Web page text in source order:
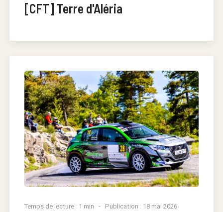
[CFT] Terre d'Aléria
Temps de lecture : 1 min Publication : 18 mai 2026